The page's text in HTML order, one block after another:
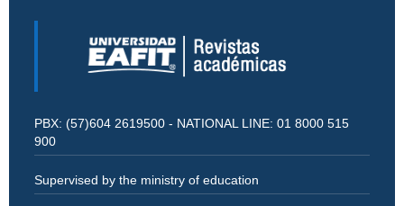
PBX: (57)604 2619500 - NATIONAL LINE: 01 8000 515
900
Supervised by the ministry of education